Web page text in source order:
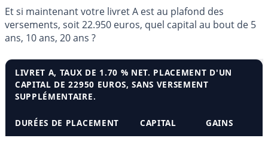
Et si maintenant votre livret A est au plafond des
versements, soit 22.950 euros, quel capital au bout de 5
ans, 10 ans, 20 ans ?
LIVRET A, TAUX DE 1.70 % NET. PLACEMENT D'UN
CAPITAL DE 22950 EUROS, SANS VERSEMENT
SUPPLÉMENTAIRE.
DURÉES DE PLACEMENT CAPITAL GAINS